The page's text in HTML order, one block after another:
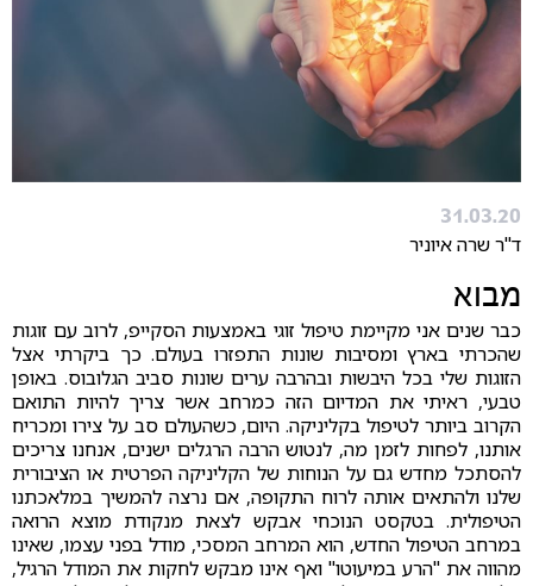
31.03.20
ד"ר שרה איוניר
מבוא
כבר שנים אני מקיימת טיפול זוגי באמצעות הסקייפ, לרוב עם זוגות
שהכרתי בארץ ומסיבות שונות התפזרו בעולם. כך ביקרתי אצל
הזוגות שלי בכל היבשות ובהרבה ערים שונות סביב הגלובוס. באופן
טבעי, ראיתי את המדיום הזה כמרחב אשר צריך להיות התואם
הקרוב ביותר לטיפול בקליניקה. היום, כשהעולם סב על צירו ומכריח
אותנו, לפחות לזמן מה, לנטוש הרבה הרגלים ישנים, אנחנו צריכים
להסתכל מחדש גם על הנוחות של הקליניקה הפרטית או הציבורית
שלנו ולהתאים אותה לרוח התקופה, אם נרצה להמשיך במלאכתנו
הטיפולית. בטקסט הנוכחי אבקש לצאת מנקודת מוצא הרואה
במרחב הטיפול החדש, הוא המרחב המסכי, מודל בפני עצמו, שאינו
מהווה את "הרע במיעוטו" ואף אינו מבקש לחקות את המודל הרגיל,